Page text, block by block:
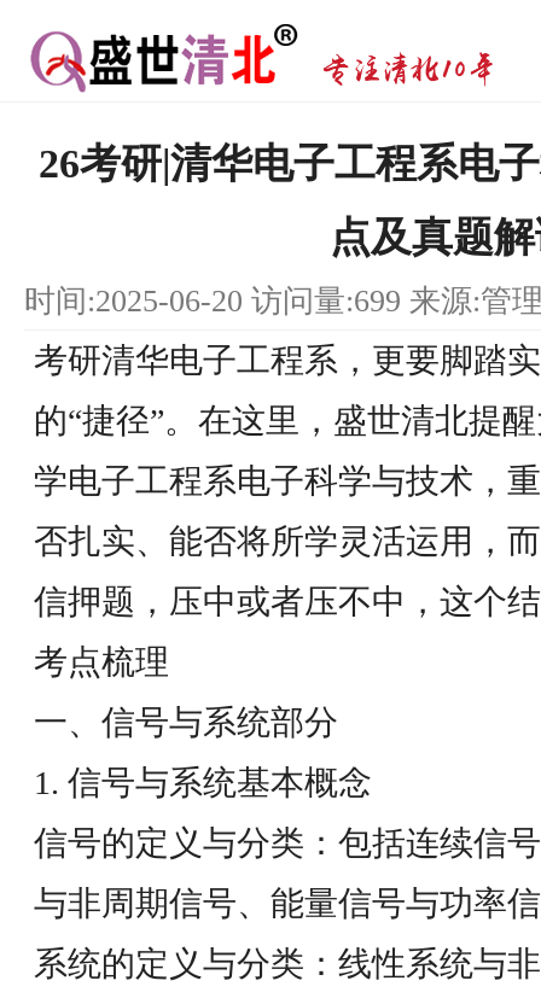
26考研|清华电子工程系电
点及真题
时间:2025-06-20 访问量:699 来源:管
考研清华电子工程系，更要脚踏
的“捷径”。在这里，盛世清北提
学电子工程系电子科学与技术，
否扎实、能否将所学灵活运用，
信押题，压中或者压不中，这个
考点梳理
一、信号与系统部分
1. 信号与系统基本概念
信号的定义与分类：包括连续信
与非周期信号、能量信号与功率
系统的定义与分类：线性系统与